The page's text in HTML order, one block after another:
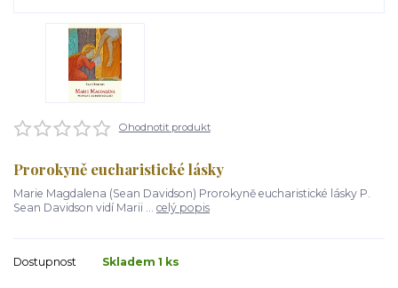
Ohodnotit produkt
Prorokyně eucharistické lásky
Marie Magdalena (Sean Davidson) Prorokyně eucharistické lásky P.
Sean Davidson vidí Marii ... celý popis
Dostupnost Skladem 1 ks